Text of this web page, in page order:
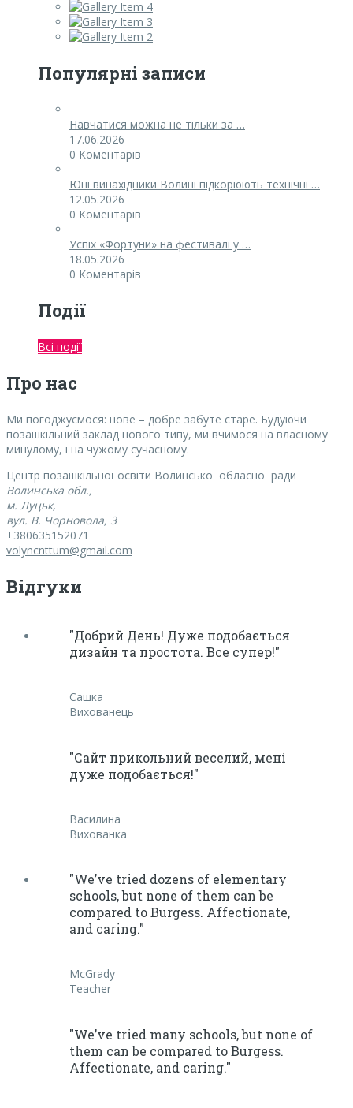
Популярні записи
Навчатися можна не тільки за …
17.06.2026
0 Коментарів
Юні винахідники Волині підкорюють технічні …
12.05.2026
0 Коментарів
Успіх «Фортуни» на фестивалі у …
18.05.2026
0 Коментарів
Події
Всі події
Про нас
Ми погоджуємося: нове – добре забуте старе. Будуючи
позашкільний заклад нового типу, ми вчимося на власному
минулому, і на чужому сучасному.
Центр позашкільної освіти Волинської обласної ради
Волинська обл.,
м. Луцьк,
вул. В. Чорновола, 3
+380635152071
volyncnttum@gmail.com
Відгуки
"Добрий День! Дуже подобається
дизайн та простота. Все супер!"
Сашка
Вихованець
"Сайт прикольний веселий, мені
дуже подобається!"
Василина
Вихованка
"We’ve tried dozens of elementary
schools, but none of them can be
compared to Burgess. Affectionate,
and caring."
McGrady
Teacher
"We’ve tried many schools, but none of
them can be compared to Burgess.
Affectionate, and caring."